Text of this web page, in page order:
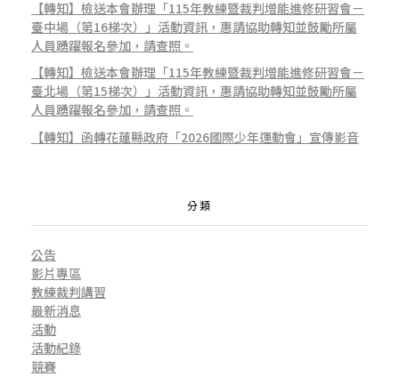
程
時
認
列
【轉知】檢送本會辦理「115年教練暨裁判增能進修研習會－
臺中場（第16梯次）」活動資訊，惠請協助轉知並鼓勵所屬
人員踴躍報名參加，請查照。
【轉知】檢送本會辦理「115年教練暨裁判增能進修研習會－
臺北場（第15梯次）」活動資訊，惠請協助轉知並鼓勵所屬
人員踴躍報名參加，請查照。
【轉知】函轉花蓮縣政府「2026國際少年運動會」宣傳影音
分類
公告
影片專區
教練裁判講習
最新消息
活動
活動紀錄
競賽